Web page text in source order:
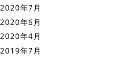
2020年7月
2020年6月
2020年4月
2019年7月